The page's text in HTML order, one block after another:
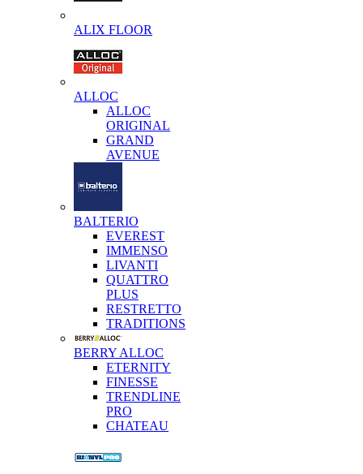
ALIX FLOOR
ALLOC
ALLOC
ORIGINAL
GRAND
AVENUE
BALTERIO
EVEREST
IMMENSO
LIVANTI
QUATTRO
PLUS
RESTRETTO
TRADITIONS
BERRY ALLOC
ETERNITY
FINESSE
TRENDLINE
PRO
CHATEAU